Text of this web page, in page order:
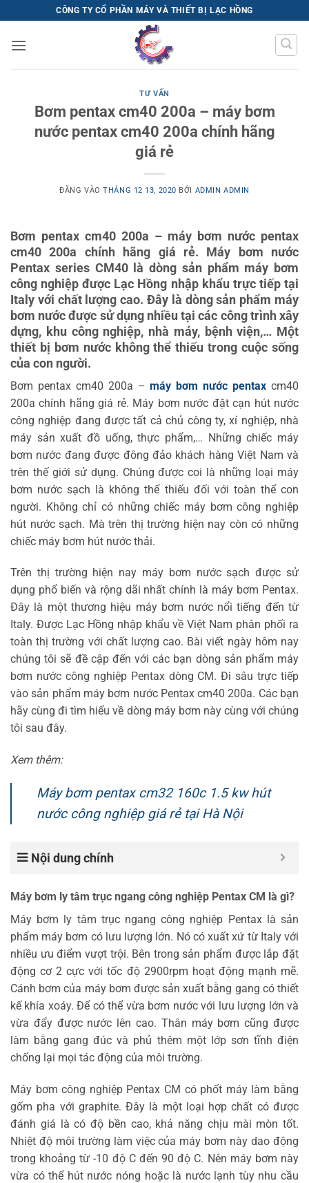
qua
nội
CÔNG TY CỔ PHẦN MÁY VÀ THIẾT BỊ LẠC HỒNG
TƯ VẤN
Bơm pentax cm40 200a – máy bơm
nước pentax cm40 200a chính hãng
giá rẻ
ĐĂNG VÀOTHÁNG 12 13, 2020 BỞI ADMIN ADMIN
Bơm pentax cm40 200a – máy bơm nước pentax
cm40 200a chính hãng giá rẻ. Máy bơm nước
Pentax series CM40 là dòng sản phẩm máy bơm
công nghiệp được Lạc Hồng nhập khẩu trực tiếp tại
Italy với chất lượng cao. Đây là dòng sản phẩm máy
bơm nước được sử dụng nhiều tại các công trình xây
dựng, khu công nghiệp, nhà máy, bệnh viện,… Một
thiết bị bơm nước không thể thiếu trong cuộc sống
của con người.
Bơm pentax cm40 200a –máy bơm nước pentax cm40
200a chính hãng giá rẻ. Máy bơm nước đặt cạn hút nước
công nghiệp đang được tất cả chủ công ty, xí nghiệp, nhà
máy sản xuất đồ uống, thực phẩm,… Những chiếc máy
bơm nước đang được đông đảo khách hàng Việt Nam và
trên thế giới sử dụng. Chúng được coi là những loại máy
bơm nước sạch là không thể thiếu đối với toàn thể con
người. Không chỉ có những chiếc máy bơm công nghiệp
hút nước sạch. Mà trên thị trường hiện nay còn có những
chiếc máy bơm hút nước thải.
Trên thị trường hiện nay máy bơm nước sạch được sử
dụng phổ biến và rộng dãi nhất chính là máy bơm Pentax.
Đây là một thương hiệu máy bơm nước nổi tiếng đến từ
Italy. Được Lạc Hồng nhập khẩu về Việt Nam phân phối ra
toàn thị trường với chất lượng cao. Bài viết ngày hôm nay
chúng tôi sẽ đề cập đến với các bạn dòng sản phẩm máy
bơm nước công nghiệp Pentax dòng CM. Đi sâu trực tiếp
vào sản phẩm máy bơm nước Pentax cm40 200a. Các bạn
hãy cùng đi tìm hiểu về dòng máy bơm này cùng với chúng
tôi sau đây.
Xem thêm:
Máy bơm pentax cm32 160c 1.5 kw hút
nước công nghiệp giá rẻ tại Hà Nội
Nội dung chính
Máy bơm ly tâm trục ngang công nghiệp Pentax CM là gì?
Máy bơm ly tâm trục ngang công nghiệp Pentax là sản
phẩm máy bơm có lưu lượng lớn. Nó có xuất xứ từ Italy với
nhiều ưu điểm vượt trội. Bên trong sản phẩm được lắp đặt
động cơ 2 cực với tốc độ 2900rpm hoạt động mạnh mẽ.
Cánh bơm của máy bơm được sản xuất bằng gang có thiết
kế khía xoáy. Để có thể vừa bơm nước với lưu lượng lớn và
vừa đẩy được nước lên cao. Thân máy bơm cũng được
làm bằng gang đúc và phủ thêm một lớp sơn tĩnh điện
chống lại mọi tác động của môi trường.
Máy bơm công nghiệp Pentax CM có phốt máy làm bằng
gốm pha với graphite. Đây là một loại hợp chất có được
đánh giá là có độ bền cao, khả năng chịu mài mòn tốt.
Nhiệt độ môi trường làm việc của máy bơm này dao động
trong khoảng từ -10 độ C đến 90 độ C. Nên máy bơm này
vừa có thể hút nước nóng hoặc là nước lạnh tùy nhu cầu